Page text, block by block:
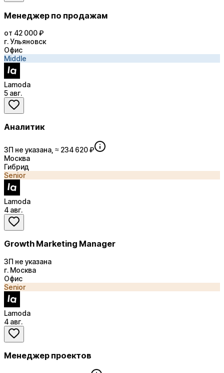
Менеджер по продажам
от 42 000 ₽
г. Ульяновск
Офис
Middle
Lamoda
5 авг.
Аналитик
ЗП не указана, ≈ 234 620 ₽
Москва
Гибрид
Senior
Lamoda
4 авг.
Growth Marketing Manager
ЗП не указана
г. Москва
Офис
Senior
Lamoda
4 авг.
Менеджер проектов